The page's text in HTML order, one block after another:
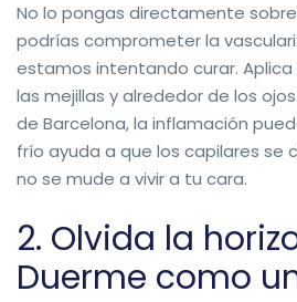
No lo pongas directamente
podrías comprometer la
estamos intentando curar.
las mejillas y alrededor de los
de Barcelona, la inflamación
frío ayuda a que los capilares se
no se mude a vivir a tu cara.
2. Olvida la
Duerme como